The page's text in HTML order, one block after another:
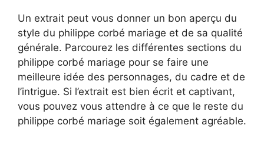
Un extrait peut vous donner un bon aperçu du
style du philippe corbé mariage et de sa qualité
générale. Parcourez les différentes sections du
philippe corbé mariage pour se faire une
meilleure idée des personnages, du cadre et de
l’intrigue. Si l’extrait est bien écrit et captivant,
vous pouvez vous attendre à ce que le reste du
philippe corbé mariage soit également agréable.